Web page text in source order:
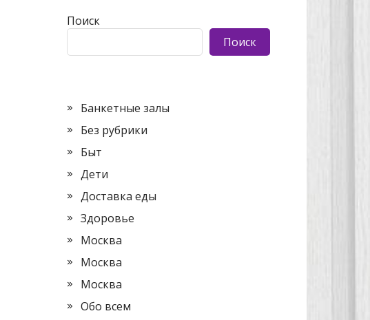
Поиск
Поиск
Банкетные залы
Без рубрики
Быт
Дети
Доставка еды
Здоровье
Москва
Москва
Москва
Обо всем